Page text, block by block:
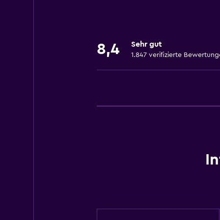
Toilettenartikel
8,4 Sehr gut
1.847 verifizierte